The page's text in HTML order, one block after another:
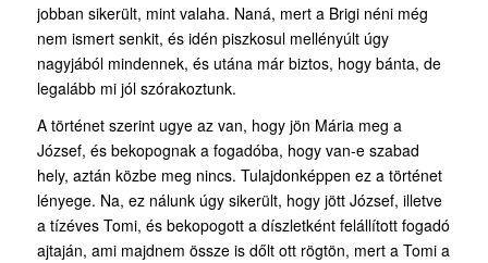
jobban sikerült, mint valaha. Naná, mert a Brigi néni még
nem ismert senkit, és idén piszkosul mellényúlt úgy
nagyjából mindennek, és utána már biztos, hogy bánta, de
legalább mi jól szórakoztunk.
A történet szerint ugye az van, hogy jön Mária meg a
József, és bekopognak a fogadóba, hogy van-e szabad
hely, aztán közbe meg nincs. Tulajdonképpen ez a történet
lényege. Na, ez nálunk úgy sikerült, hogy jött József, illetve
a tízéves Tomi, és bekopogott a díszletként felállított fogadó
ajtaján, ami majdnem össze is dőlt ott rögtön, mert a Tomi a